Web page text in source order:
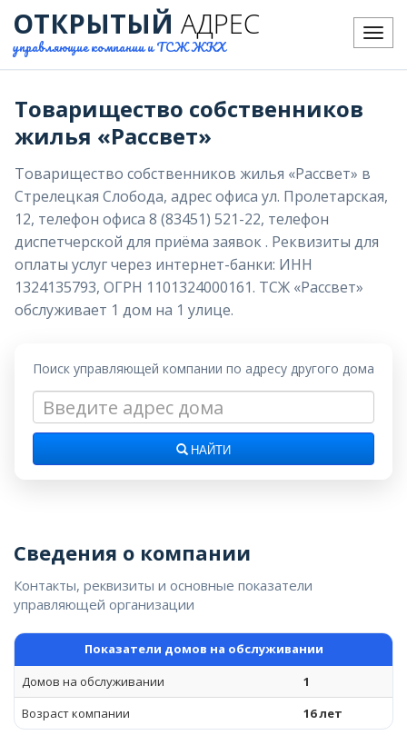
Меню
ОТКРЫТЫЙ АДРЕС
управляющие компании и ТСЖ ЖКХ
Товарищество собственников
жилья «Рассвет»
Товарищество собственников жилья «Рассвет» в
Стрелецкая Слобода, адрес офиса ул. Пролетарская,
12, телефон офиса 8 (83451) 521-22, телефон
диспетчерской для приёма заявок . Реквизиты для
оплаты услуг через интернет-банки: ИНН
1324135793, ОГРН 1101324000161. ТСЖ «Рассвет»
обслуживает 1 дом на 1 улице.
Поиск управляющей компании по адресу другого дома
НАЙТИ
Сведения о компании
Контакты, реквизиты и основные показатели
управляющей организации
Показатели домов на обслуживании
Домов на обслуживании
1
Возраст компании
16 лет